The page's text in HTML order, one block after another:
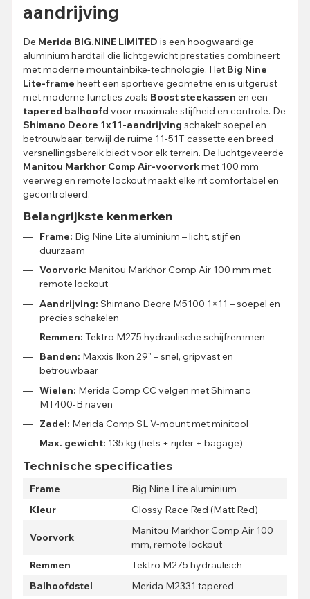
aandrijving
De Merida BIG.NINE LIMITED is een hoogwaardige
aluminium hardtail die lichtgewicht prestaties combineert
met moderne mountainbike-technologie. Het Big Nine
Lite-frame heeft een sportieve geometrie en is uitgerust
met moderne functies zoals Boost steekassen en een
tapered balhoofd voor maximale stijfheid en controle. De
Shimano Deore 1x11-aandrijving schakelt soepel en
betrouwbaar, terwijl de ruime 11-51T cassette een breed
versnellingsbereik biedt voor elk terrein. De luchtgeveerde
Manitou Markhor Comp Air-voorvorkmet 100 mm
veerweg en remote lockout maakt elke rit comfortabel en
gecontroleerd.
Belangrijkste kenmerken
Frame: Big Nine Lite aluminium – licht, stijf en
duurzaam
Voorvork: Manitou Markhor Comp Air 100 mm met
remote lockout
Aandrijving: Shimano Deore M5100 1×11 – soepel en
precies schakelen
Remmen: Tektro M275 hydraulische schijfremmen
Banden: Maxxis Ikon 29" – snel, gripvast en
betrouwbaar
Wielen: Merida Comp CC velgen met Shimano
MT400-B naven
Zadel: Merida Comp SL V-mount met minitool
Max. gewicht: 135 kg (fiets + rijder + bagage)
Technische specificaties
Frame
Big Nine Lite aluminium
Kleur
Glossy Race Red (Matt Red)
Voorvork
Manitou Markhor Comp Air 100
mm, remote lockout
Remmen
Tektro M275 hydraulisch
Balhoofdstel
Merida M2331 tapered